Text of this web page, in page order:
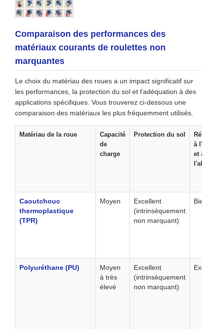
Comparaison des performances des
matériaux courants de roulettes non
marquantes
Le choix du matériau des roues a un impact significatif sur
les performances, la protection du sol et l'adéquation à des
applications spécifiques. Vous trouverez ci-dessous une
comparaison des matériaux les plus fréquemment utilisés.
Matériau de la roue
Capacité
de
charge
Protection du sol
à
et à
Caoutchouc
thermoplastique
(TPR)
Moyen
Excellent
(intrinsèquement
non marquant)
Bien
Polyuréthane (PU)
Moyen
à très
élevé
Excellent
(intrinsèquement
non marquant)